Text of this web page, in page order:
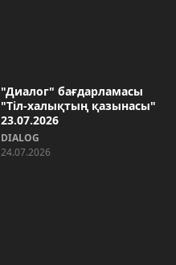
"Диалог" бағдарламасы
"Тіл-халықтың қазынасы"
23.07.2026
DIALOG
24.07.2026